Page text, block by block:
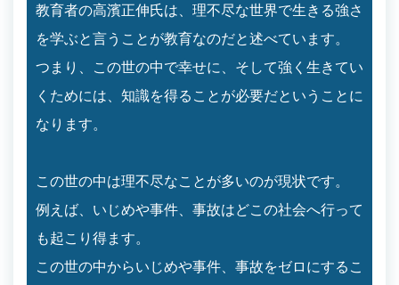
教育者の高濱正伸氏は、理不尽な世界で生きる強さ
を学ぶと言うことが教育なのだと述べています。
つまり、この世の中で幸せに、そして強く生きてい
くためには、知識を得ることが必要だということに
なります。
この世の中は理不尽なことが多いのが現状です。
例えば、いじめや事件、事故はどこの社会へ行って
も起こり得ます。
この世の中からいじめや事件、事故をゼロにするこ